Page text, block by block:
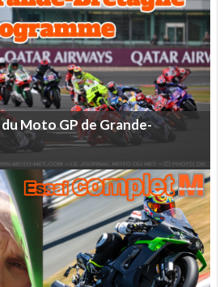
duMotoGPdeGrande-